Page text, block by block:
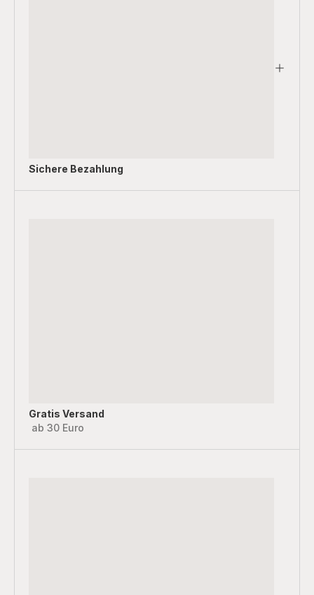
Sichere Bezahlung
Gratis Versand
ab 30 Euro